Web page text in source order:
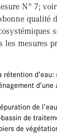
N° 7; voir
qualité
les mesures
rétention
d’une
de
de
de